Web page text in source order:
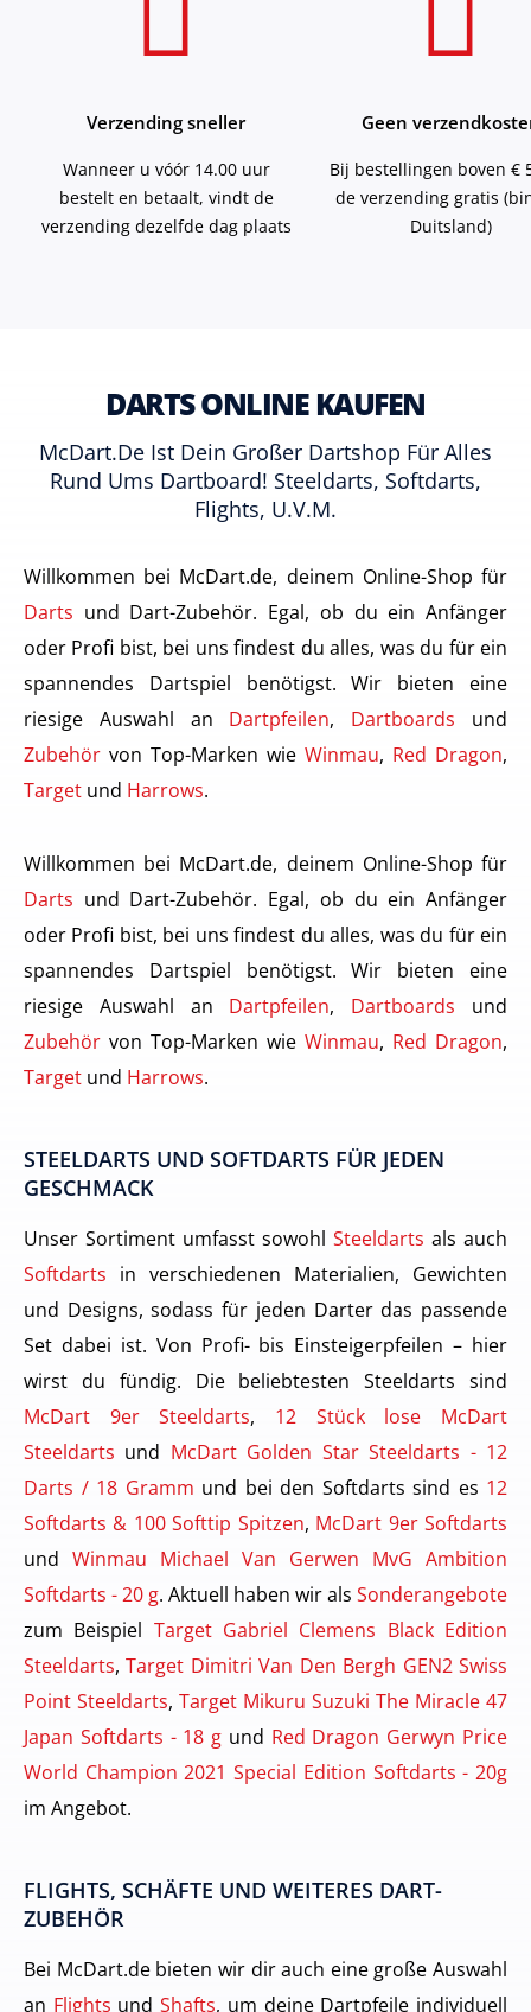
Verzending sneller
Wanneer u vóór 14.00 uur
bestelt en betaalt, vindt de
verzending dezelfde dag plaats
Geen
Bij bestellingen boven €
de verzending gratis
Duitsland)
DARTS ONLINE KAUFEN
McDart.de Ist Dein Großer Dartshop Für Alles
Rund Ums Dartboard! Steeldarts, Softdarts,
Flights, U.v.m.
Willkommen bei McDart.de, deinem Online-Shop für
Darts und Dart-Zubehör. Egal, ob du ein Anfänger
oder Profi bist, bei uns findest du alles, was du für ein
spannendes Dartspiel benötigst. Wir bieten eine
riesige Auswahl an Dartpfeilen, Dartboards und
Zubehör von Top-Marken wie Winmau, Red Dragon,
Target und Harrows.
Willkommen bei McDart.de, deinem Online-Shop für
Darts und Dart-Zubehör. Egal, ob du ein Anfänger
oder Profi bist, bei uns findest du alles, was du für ein
spannendes Dartspiel benötigst. Wir bieten eine
riesige Auswahl an Dartpfeilen, Dartboards und
Zubehör von Top-Marken wie Winmau, Red Dragon,
Target und Harrows.
STEELDARTS UND SOFTDARTS FÜR JEDEN
GESCHMACK
Unser Sortiment umfasst sowohl Steeldarts als auch
Softdarts in verschiedenen Materialien, Gewichten
und Designs, sodass für jeden Darter das passende
Set dabei ist. Von Profi- bis Einsteigerpfeilen – hier
wirst du fündig. Die beliebtesten Steeldarts sind
McDart 9er Steeldarts, 12 Stück lose McDart
Steeldarts und McDart Golden Star Steeldarts - 12
Darts / 18 Gramm und bei den Softdarts sind es 12
Softdarts & 100 Softtip Spitzen, McDart 9er Softdarts
und Winmau Michael Van Gerwen MvG Ambition
Softdarts - 20 g. Aktuell haben wir als Sonderangebote
zum Beispiel Target Gabriel Clemens Black Edition
Steeldarts,Target Dimitri Van Den Bergh GEN2 Swiss
Point Steeldarts, Target Mikuru Suzuki The Miracle 47
Japan Softdarts - 18 g und Red Dragon Gerwyn Price
World Champion 2021 Special Edition Softdarts - 20g
im Angebot.
FLIGHTS, SCHÄFTE UND WEITERES DART-
ZUBEHÖR
Bei McDart.de bieten wir dir auch eine große Auswahl
an Flights undShafts, um deine Dartpfeile individuell